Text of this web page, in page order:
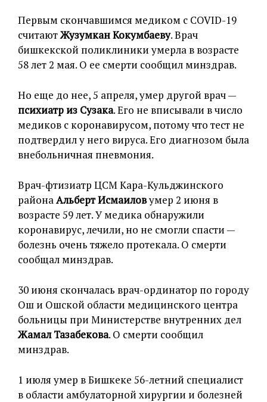
Первым скончавшимся медиком с COVID-19
считаютЖузумкан Кокумбаеву. Врач
бишкекской поликлиники умерла в возрасте
58 лет 2 мая. О ее смерти сообщил минздрав.
Но еще до нее, 5 апреля, умер другой врач —
психиатр из Сузака. Его не вписывали в число
медиков с коронавирусом, потому что тест не
подтвердил у него вируса. Его диагнозом была
внебольничная пневмония.
Врач-фтизиатр ЦСМ Кара-Кульджинского
районаАльберт Исмаиловумер 2 июня в
возрасте 59 лет. У медика обнаружили
коронавирус, лечили, но не смогли спасти —
болезнь очень тяжело протекала. О смерти
сообщал минздрав.
30 июня скончалась врач-ординатор по городу
Ош и Ошской области медицинского центра
больницы при Министерстве внутренних дел
Жамал Тазабекова. О смерти сообщил
минздрав.
1 июля умер в Бишкеке 56-летний специалист
в области амбулаторной хирургии и болезней